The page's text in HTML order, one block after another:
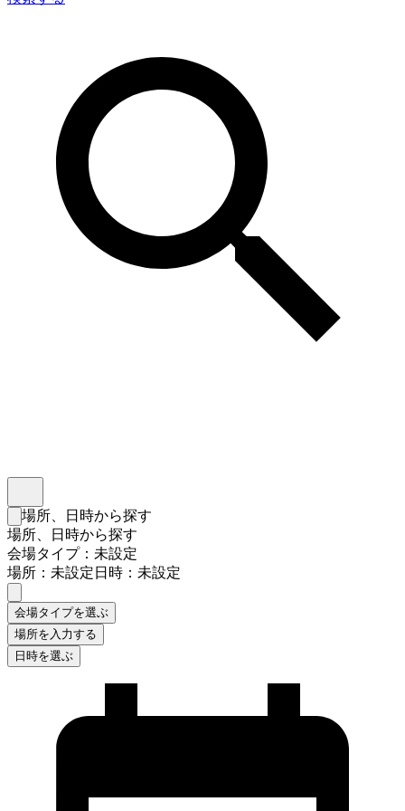
検索フォームを閉じる
場所、日時から探す
場所、日時から探す
会場タイプ：未設定
場所：未設定日時：未設定
会場タイプを選ぶ
場所を入力する
日時を選ぶ